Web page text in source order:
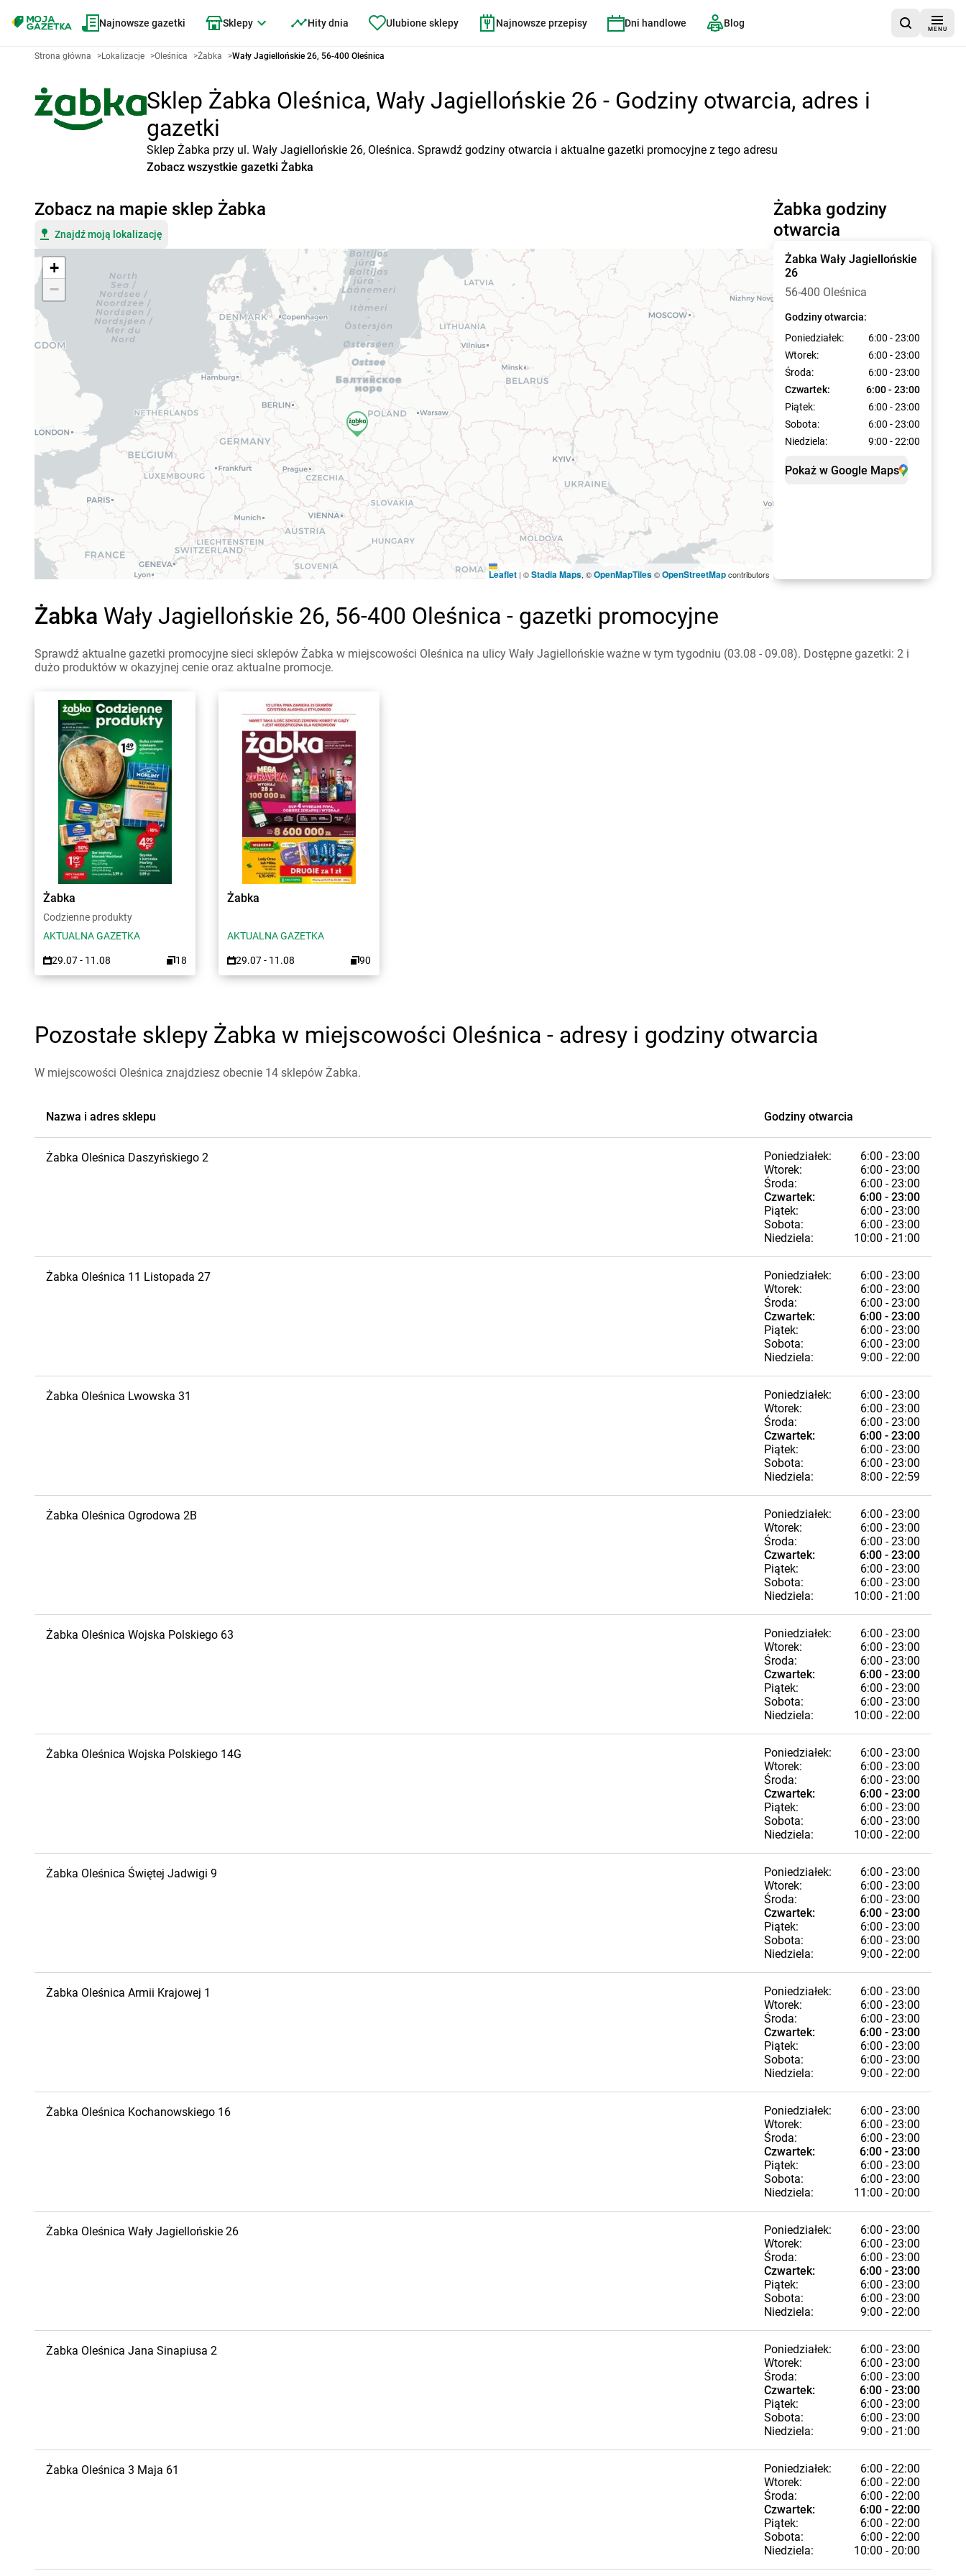
Najnowsze gazetki Sklepy Hity dnia Ulubione sklepy Najnowsze przepisy Dni handlowe Blog
MENU
Strona główna >Lokalizacje >Oleśnica >Żabka >Wały Jagiellońskie 26, 56-400 Oleśnica
Sklep Żabka Oleśnica, Wały Jagiellońskie 26 - Godziny otwarcia, adres i
gazetki
Sklep Żabka przy ul. Wały Jagiellońskie 26, Oleśnica. Sprawdź godziny otwarcia i aktualne gazetki promocyjne z tego adresu
Zobacz wszystkie gazetki Żabka
Żabka godziny
otwarcia
Żabka Wały Jagiellońskie
26
56-400 Oleśnica
Godziny otwarcia:
Poniedziałek:
6:00 - 23:00
Wtorek:
6:00 - 23:00
Środa:
6:00 - 23:00
Czwartek:
6:00 - 23:00
Piątek:
6:00 - 23:00
Sobota:
6:00 - 23:00
Niedziela:
9:00 - 22:00
Pokaż w Google Maps
Zobacz na mapie sklep Żabka
Znajdź moją lokalizację
+
−
Leaflet | ©Stadia Maps, ©OpenMapTiles©OpenStreetMapcontributors
Żabka Wały Jagiellońskie 26, 56-400 Oleśnica - gazetki promocyjne
Sprawdź aktualne gazetki promocyjne sieci sklepów Żabka w miejscowości Oleśnica na ulicy Wały Jagiellońskie ważne w tym tygodniu (03.08 - 09.08). Dostępne gazetki: 2 i
dużo produktów w okazyjnej cenie oraz aktualne promocje.
Żabka
Codzienne produkty
AKTUALNA GAZETKA
29.07 - 11.08 18
Żabka
AKTUALNA GAZETKA
29.07 - 11.08 90
Pozostałe sklepy Żabka w miejscowości Oleśnica - adresy i godziny otwarcia
W miejscowości Oleśnica znajdziesz obecnie 14 sklepów Żabka.
Nazwa i adres sklepu Godziny otwarcia
Żabka Oleśnica Daszyńskiego 2 Poniedziałek:
6:00 - 23:00
Wtorek:
6:00 - 23:00
Środa:
6:00 - 23:00
Czwartek:
6:00 - 23:00
Piątek:
6:00 - 23:00
Sobota:
6:00 - 23:00
Niedziela:
10:00 - 21:00
Żabka Oleśnica 11 Listopada 27 Poniedziałek:
6:00 - 23:00
Wtorek:
6:00 - 23:00
Środa:
6:00 - 23:00
Czwartek:
6:00 - 23:00
Piątek:
6:00 - 23:00
Sobota:
6:00 - 23:00
Niedziela:
9:00 - 22:00
Żabka Oleśnica Lwowska 31 Poniedziałek:
6:00 - 23:00
Wtorek:
6:00 - 23:00
Środa:
6:00 - 23:00
Czwartek:
6:00 - 23:00
Piątek:
6:00 - 23:00
Sobota:
6:00 - 23:00
Niedziela:
8:00 - 22:59
Żabka Oleśnica Ogrodowa 2B Poniedziałek:
6:00 - 23:00
Wtorek:
6:00 - 23:00
Środa:
6:00 - 23:00
Czwartek:
6:00 - 23:00
Piątek:
6:00 - 23:00
Sobota:
6:00 - 23:00
Niedziela:
10:00 - 21:00
Żabka Oleśnica Wojska Polskiego 63 Poniedziałek:
6:00 - 23:00
Wtorek:
6:00 - 23:00
Środa:
6:00 - 23:00
Czwartek:
6:00 - 23:00
Piątek:
6:00 - 23:00
Sobota:
6:00 - 23:00
Niedziela:
10:00 - 22:00
Żabka Oleśnica Wojska Polskiego 14G Poniedziałek:
6:00 - 23:00
Wtorek:
6:00 - 23:00
Środa:
6:00 - 23:00
Czwartek:
6:00 - 23:00
Piątek:
6:00 - 23:00
Sobota:
6:00 - 23:00
Niedziela:
10:00 - 22:00
Żabka Oleśnica Świętej Jadwigi 9 Poniedziałek:
6:00 - 23:00
Wtorek:
6:00 - 23:00
Środa:
6:00 - 23:00
Czwartek:
6:00 - 23:00
Piątek:
6:00 - 23:00
Sobota:
6:00 - 23:00
Niedziela:
9:00 - 22:00
Żabka Oleśnica Armii Krajowej 1 Poniedziałek:
6:00 - 23:00
Wtorek:
6:00 - 23:00
Środa:
6:00 - 23:00
Czwartek:
6:00 - 23:00
Piątek:
6:00 - 23:00
Sobota:
6:00 - 23:00
Niedziela:
9:00 - 22:00
Żabka Oleśnica Kochanowskiego 16 Poniedziałek:
6:00 - 23:00
Wtorek:
6:00 - 23:00
Środa:
6:00 - 23:00
Czwartek:
6:00 - 23:00
Piątek:
6:00 - 23:00
Sobota:
6:00 - 23:00
Niedziela:
11:00 - 20:00
Żabka Oleśnica Wały Jagiellońskie 26 Poniedziałek:
6:00 - 23:00
Wtorek:
6:00 - 23:00
Środa:
6:00 - 23:00
Czwartek:
6:00 - 23:00
Piątek:
6:00 - 23:00
Sobota:
6:00 - 23:00
Niedziela:
9:00 - 22:00
Żabka Oleśnica Jana Sinapiusa 2 Poniedziałek:
6:00 - 23:00
Wtorek:
6:00 - 23:00
Środa:
6:00 - 23:00
Czwartek:
6:00 - 23:00
Piątek:
6:00 - 23:00
Sobota:
6:00 - 23:00
Niedziela:
9:00 - 21:00
Żabka Oleśnica 3 Maja 61 Poniedziałek:
6:00 - 22:00
Wtorek:
6:00 - 22:00
Środa:
6:00 - 22:00
Czwartek:
6:00 - 22:00
Piątek:
6:00 - 22:00
Sobota:
6:00 - 22:00
Niedziela:
10:00 - 20:00